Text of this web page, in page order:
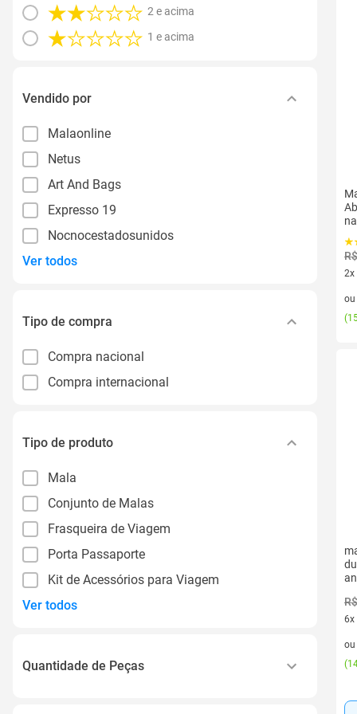
2 e acima
1 e acima
Vendido por
Malaonline
Netus
Art And Bags
Expresso 19
Nocnocestadosunidos
Ver todos
Tipo de compra
Compra nacional
Compra internacional
Tipo de produto
Mala
Conjunto de Malas
Frasqueira de Viagem
Porta Passaporte
Kit de Acessórios para Viagem
Ver todos
Quantidade de Peças
2x
2
ou
(
6x
6
ou
(